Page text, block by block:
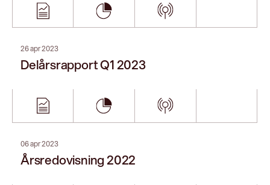
27 okt 2022
Delårsrapport Q3
15 jul 2022
Delårsrapport Q2 2022